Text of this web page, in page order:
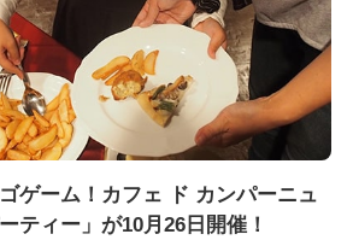
ゲーム！カフェ ド カンパーニュ
ティー」が10月26日開催！